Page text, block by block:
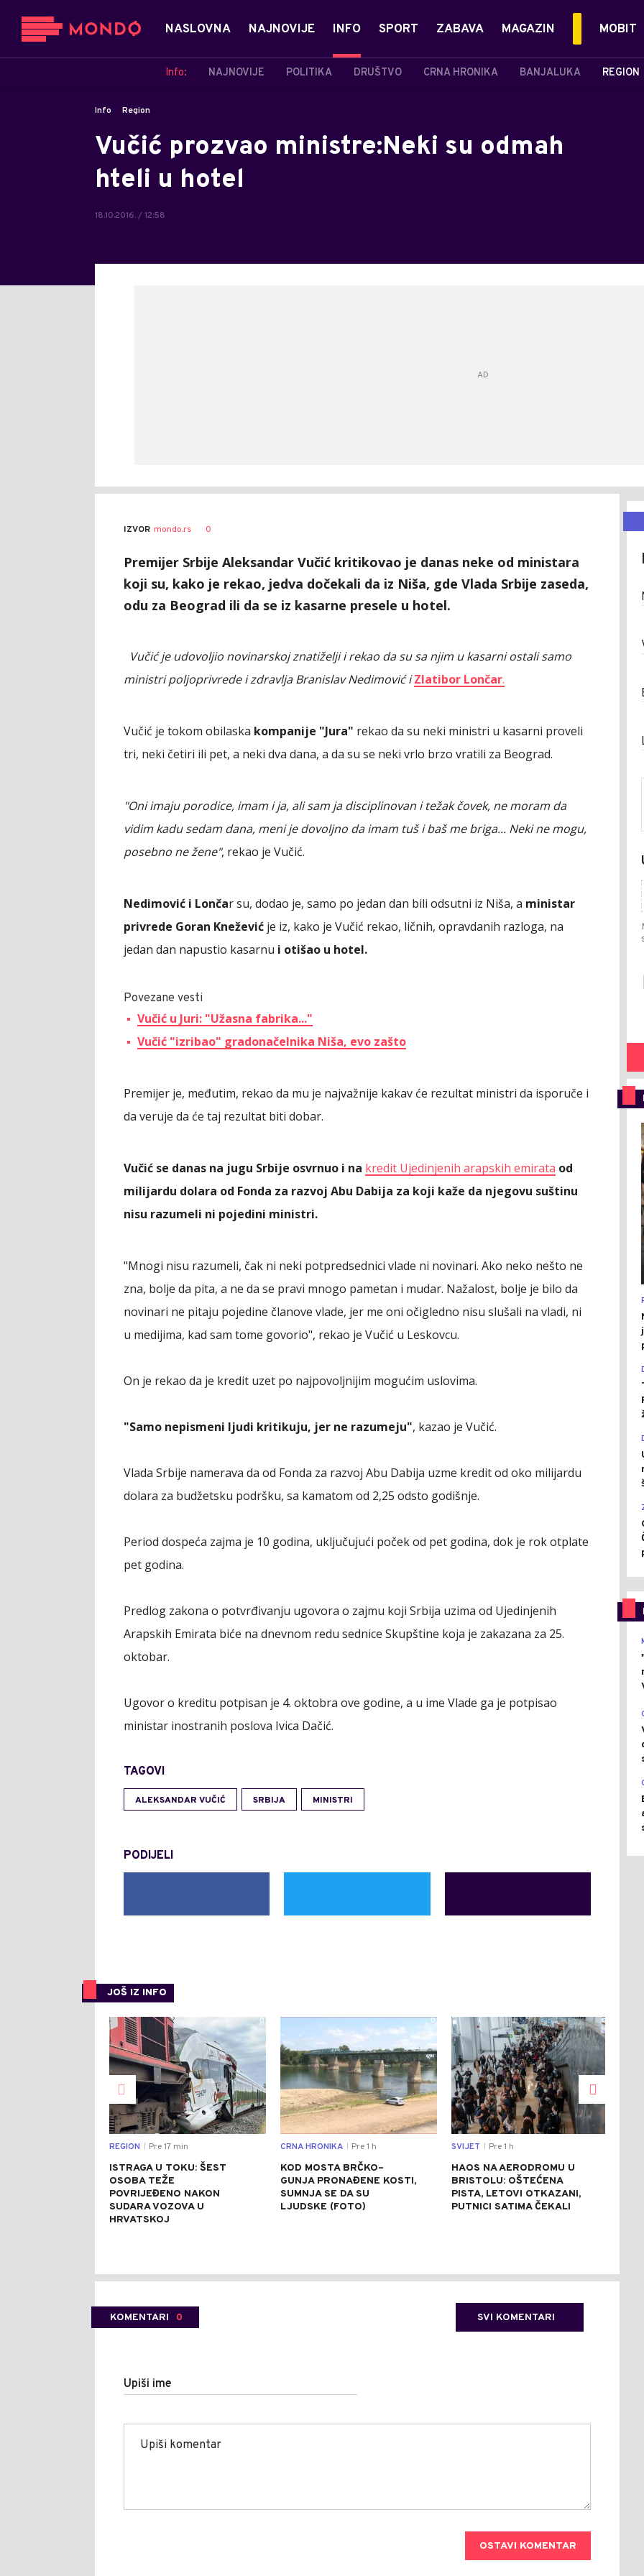
NASLOVNA NAJNOVIJE INFO
Info: NAJNOVIJE POLITIKA DRUŠTVO CRNA HRONIKA BANJALUKA REGION
SPORT ZABAVA MAGAZIN MOBIT
Info Region
Vučić prozvao ministre:Neki su odmah
hteli u hotel
18.10.2016. / 12:58
IZVOR mondo.rs 0
Premijer Srbije Aleksandar Vučić kritikovao je danas neke od ministara
koji su, kako je rekao, jedva dočekali da iz Niša, gde Vlada Srbije zaseda,
odu za Beograd ili da se iz kasarne presele u hotel.
Vučić je udovoljio novinarskoj znatiželji i rekao da su sa njim u kasarni ostali samo
ministri poljoprivrede i zdravlja Branislav Nedimović iZlatibor Lončar.
Vučić je tokom obilaska kompanije "Jura" rekao da su neki ministri u kasarni proveli
tri, neki četiri ili pet, a neki dva dana, a da su se neki vrlo brzo vratili za Beograd.
"Oni imaju porodice, imam i ja, ali sam ja disciplinovan i težak čovek, ne moram da
vidim kadu sedam dana, meni je dovoljno da imam tuš i baš me briga... Neki ne mogu,
posebno ne žene", rekao je Vučić.
Nedimović i Lončar su, dodao je, samo po jedan dan bili odsutni iz Niša, a ministar
privrede Goran Knežević je iz, kako je Vučić rekao, ličnih, opravdanih razloga, na
jedan dan napustio kasarnu i otišao u hotel.
Povezane vesti
Vučić u Juri: "Užasna fabrika..."
Vučić "izribao" gradonačelnika Niša, evo zašto
Premijer je, međutim, rekao da mu je najvažnije kakav će rezultat ministri da isporuče i
da veruje da će taj rezultat biti dobar.
Vučić se danas na jugu Srbije osvrnuo i na kredit Ujedinjenih arapskih emirata od
milijardu dolara od Fonda za razvoj Abu Dabija za koji kaže da njegovu suštinu
nisu razumeli ni pojedini ministri.
"Mnogi nisu razumeli, čak ni neki potpredsednici vlade ni novinari. Ako neko nešto ne
zna, bolje da pita, a ne da se pravi mnogo pametan i mudar. Nažalost, bolje je bilo da
novinari ne pitaju pojedine članove vlade, jer me oni očigledno nisu slušali na vladi, ni
u medijima, kad sam tome govorio", rekao je Vučić u Leskovcu.
On je rekao da je kredit uzet po najpovoljnijim mogućim uslovima.
"Samo nepismeni ljudi kritikuju, jer ne razumeju", kazao je Vučić.
Vlada Srbije namerava da od Fonda za razvoj Abu Dabija uzme kredit od oko milijardu
dolara za budžetsku podršku, sa kamatom od 2,25 odsto godišnje.
Period dospeća zajma je 10 godina, uključujući poček od pet godina, dok je rok otplate
pet godina.
Predlog zakona o potvrđivanju ugovora o zajmu koji Srbija uzima od Ujedinjenih
Arapskih Emirata biće na dnevnom redu sednice Skupštine koja je zakazana za 25.
oktobar.
Ugovor o kreditu potpisan je 4. oktobra ove godine, a u ime Vlade ga je potpisao
ministar inostranih poslova Ivica Dačić.
TAGOVI
ALEKSANDAR VUČIĆ SRBIJA MINISTRI
PODIJELI
JOŠ IZ INFO
0
REGION Pre 17 min
ISTRAGA U TOKU: ŠEST
OSOBA TEŽE
POVRIJEĐENO NAKON
SUDARA VOZOVA U
HRVATSKOJ
0
CRNA HRONIKA Pre 1 h
KOD MOSTA BRČKO–
GUNJA PRONAĐENE KOSTI,
SUMNJA SE DA SU
LJUDSKE (FOTO)
0
SVIJET Pre 1 h
HAOS NA AERODROMU U
BRISTOLU: OŠTEĆENA
PISTA, LETOVI OTKAZANI,
PUTNICI SATIMA ČEKALI
KOMENTARI 0 SVI KOMENTARI
Upiši ime
OSTAVI KOMENTAR